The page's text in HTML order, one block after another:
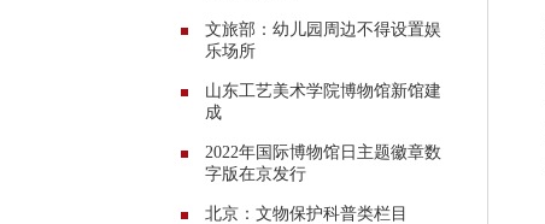
文旅部：幼儿园周边不得设置娱
乐场所
山东工艺美术学院博物馆新馆建
成
2022年国际博物馆日主题徽章数
字版在京发行
北京：文物保护科普类栏目